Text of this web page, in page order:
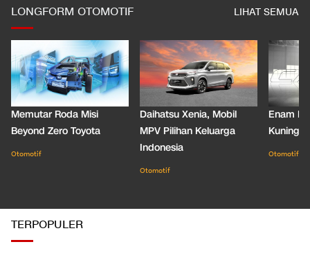
LONGFORM OTOMOTIF LIHAT SEMUA
Memutar Roda Misi
Beyond Zero Toyota
Otomotif
Daihatsu Xenia, Mobil
MPV Pilihan Keluarga
Indonesia
Otomotif
Enam
Kuning
Otomotif
TERPOPULER